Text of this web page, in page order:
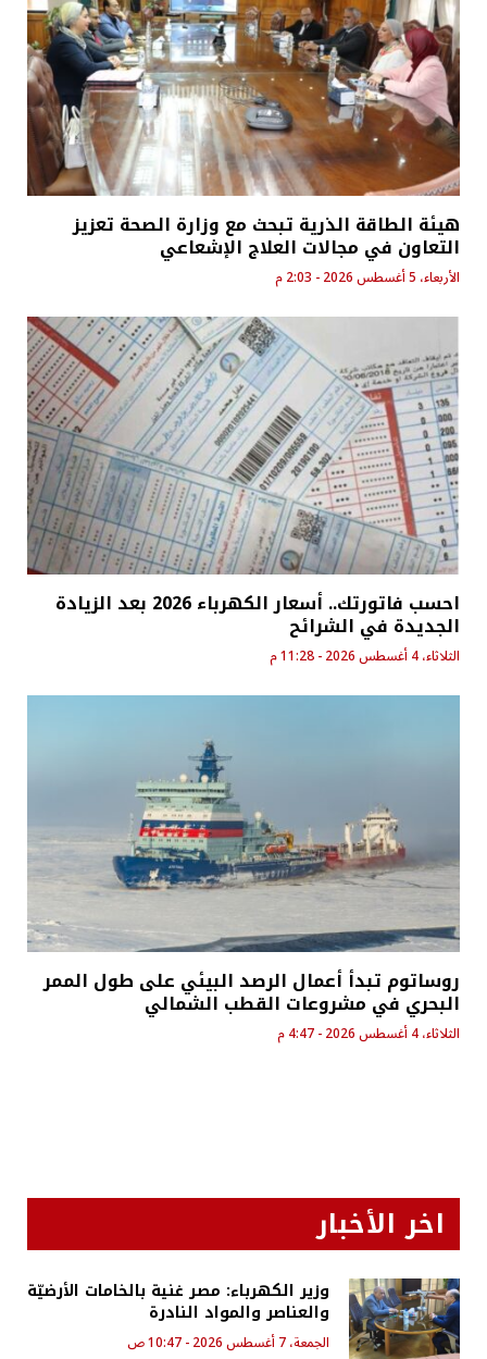
هيئة الطاقة الذرية تبحث مع وزارة الصحة تعزيز
التعاون في مجالات العلاج الإشعاعي
الأربعاء، 5 أغسطس 2026 - 2:03 م
احسب فاتورتك.. أسعار الكهرباء 2026 بعد الزيادة
الجديدة في الشرائح
الثلاثاء، 4 أغسطس 2026 - 11:28 م
روساتوم تبدأ أعمال الرصد البيئي على طول الممر
البحري في مشروعات القطب الشمالي
الثلاثاء، 4 أغسطس 2026 - 4:47 م
اخر الأخبار
وزير الكهرباء: مصر غنية بالخامات الأرضيّة
والعناصر والمواد النادرة
الجمعة، 7 أغسطس 2026 - 10:47 ص